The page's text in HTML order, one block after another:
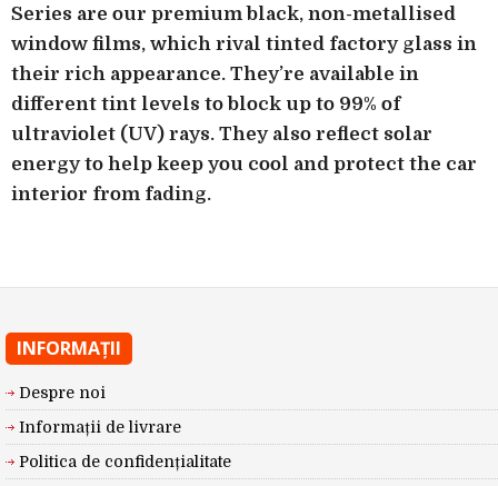
Series are our premium black, non-metallised
window films, which rival tinted factory glass in
their rich appearance. They’re available in
different tint levels to block up to 99% of
ultraviolet (UV) rays. They also reflect solar
energy to help keep you cool and protect the car
interior from fading.
INFORMAŢII
Despre noi
Informații de livrare
Politica de confidențialitate